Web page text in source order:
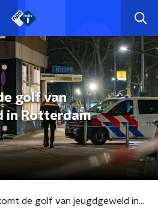
golf van
in Rotterdam
Waar komt de golf van jeugdgeweld in Rotterdam vandaan?